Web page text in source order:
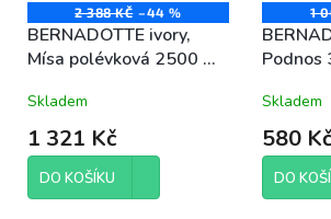
2 388 KČ –44 %
BERNADOTTE ivory,
Mísa polévková 2500 ml,
Skladem
1 321 Kč
DO KOŠÍKU
1
Podnos
Skladem
580 Kč
DO